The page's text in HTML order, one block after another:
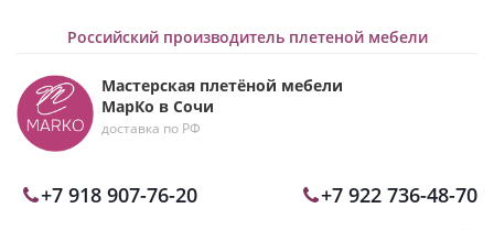
Российский производитель плетеной мебели
Мастерская плетёной мебели
МарКо в Сочи
доставка по РФ
+7 918 907-76-20 +7 922 736-48-70